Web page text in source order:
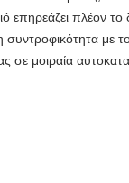
πλέον το
συντροφικότητα με
μοιραία